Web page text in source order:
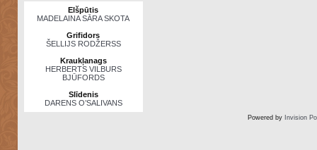
Elšpūtis
MADELAINA SĀRA SKOTA
Grifidors
ŠELLIJS RODŽERSS
Kraukļanags
HERBERTS VILBURS
BJŪFORDS
Slīdenis
DARENS O’SALIVANS
Powered by Invision